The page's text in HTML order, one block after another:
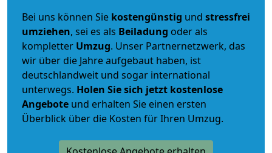
Bei uns können Sie kostengünstig und stressfrei
umziehen, sei es als Beiladung oder als
kompletter Umzug. Unser Partnernetzwerk, das
wir über die Jahre aufgebaut haben, ist
deutschlandweit und sogar international
unterwegs. Holen Sie sich jetzt kostenlose
Angebote und erhalten Sie einen ersten
Überblick über die Kosten für Ihren Umzug.